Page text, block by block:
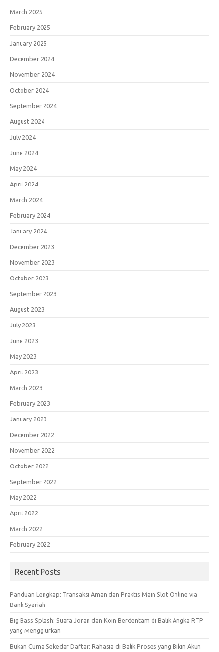
March 2025
February 2025
January 2025
December 2024
November 2024
October 2024
September 2024
August 2024
July 2024
June 2024
May 2024
April 2024
March 2024
February 2024
January 2024
December 2023
November 2023
October 2023
September 2023
August 2023
July 2023
June 2023
May 2023
April 2023
March 2023
February 2023
January 2023
December 2022
November 2022
October 2022
September 2022
May 2022
April 2022
March 2022
February 2022
Recent Posts
Panduan Lengkap: Transaksi Aman dan Praktis Main Slot Online via
Bank Syariah
Big Bass Splash: Suara Joran dan Koin Berdentam di Balik Angka RTP
yang Menggiurkan
Bukan Cuma Sekedar Daftar: Rahasia di Balik Proses yang Bikin Akun